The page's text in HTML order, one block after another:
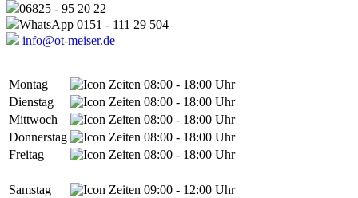
06825 - 95 20 22
WhatsApp 0151 - 111 29 504
info@ot-meiser.de
Montag
08:00 - 18:00 Uhr
Dienstag
08:00 - 18:00 Uhr
Mittwoch
08:00 - 18:00 Uhr
Donnerstag
08:00 - 18:00 Uhr
Freitag
08:00 - 18:00 Uhr
Samstag 09:00 - 12:00 Uhr